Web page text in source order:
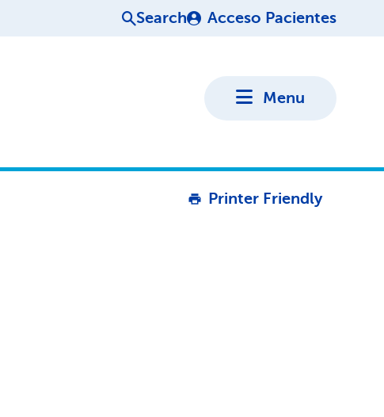
Search Acceso Pacientes
Menu
Printer Friendly